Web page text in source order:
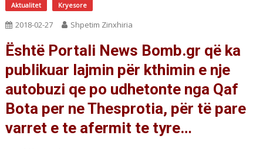
Aktualitet Kryesore
2018-02-27 Shpetim Zinxhiria
Është Portali News Bomb.gr që ka
publikuar lajmin për kthimin e nje
autobuzi qe po udhetonte nga Qaf
Bota per ne Thesprotia, për të pare
varret e te afermit te tyre…